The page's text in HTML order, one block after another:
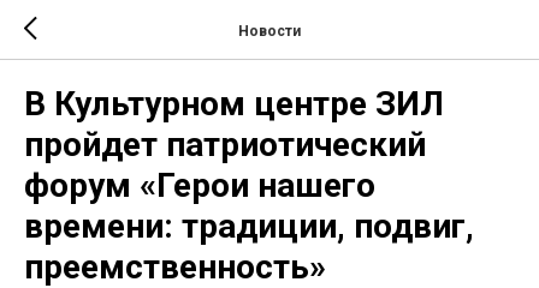
Новости
В Культурном центре ЗИЛ
пройдет патриотический
форум «Герои нашего
времени: традиции, подвиг,
преемственность»